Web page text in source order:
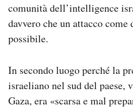
comunità dell’intelligence
davvero che un attacco
possibile.
In secondo luogo perché la
israeliano nel sud del
Gaza, era «scarsa e mal